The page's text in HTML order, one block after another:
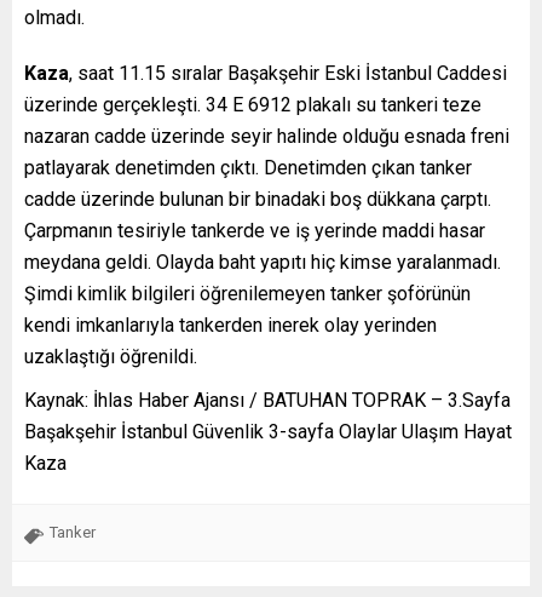
olmadı.
Kaza, saat 11.15 sıralar Başakşehir Eski İstanbul Caddesi
üzerinde gerçekleşti. 34 E 6912 plakalı su tankeri teze
nazaran cadde üzerinde seyir halinde olduğu esnada freni
patlayarak denetimden çıktı. Denetimden çıkan tanker
cadde üzerinde bulunan bir binadaki boş dükkana çarptı.
Çarpmanın tesiriyle tankerde ve iş yerinde maddi hasar
meydana geldi. Olayda baht yapıtı hiç kimse yaralanmadı.
Şimdi kimlik bilgileri öğrenilemeyen tanker şoförünün
kendi imkanlarıyla tankerden inerek olay yerinden
uzaklaştığı öğrenildi.
Kaynak: İhlas Haber Ajansı / BATUHAN TOPRAK – 3.Sayfa
Başakşehir İstanbul Güvenlik 3-sayfa Olaylar Ulaşım Hayat
Kaza
Tanker